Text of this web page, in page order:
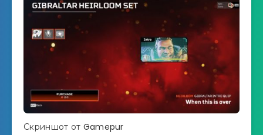
Скриншот от Gamepur